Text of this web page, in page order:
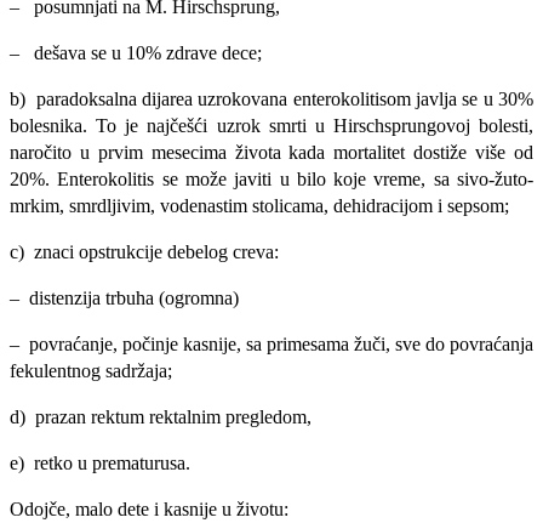
– posumnjati na M. Hirschsprung,
– dešava se u 10% zdrave dece;
b) paradoksalna dijarea uzrokovana enterokolitisom javlja se u 30%
bolesnika. To je najčešći uzrok smrti u Hirschsprungovoj bolesti,
naročito u prvim mesecima života kada mortalitet dostiže više od
20%. Enterokolitis se može javiti u bilo koje vreme, sa sivo-žuto-
mrkim, smrdljivim, vodenastim stolicama, dehidracijom i sep­som;
c) znaci opstrukcije debelog creva:
– distenzija trbuha (ogromna)
– povraćanje, počinje kasnije, sa primesama žuči, sve do povraćanja
fekulentnog sadržaja;
d) prazan rektum rektalnim pregledom,
e) retko u prematurusa.
Odojče, malo dete i kasnije u životu: